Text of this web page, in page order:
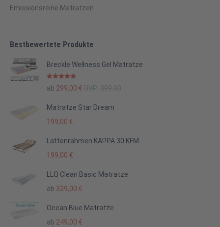
Emissionsreine Matratzen
Bestbewertete Produkte
Breckle Wellness Gel Matratze
Bewertet mit
5.00von 5
ab 299,00 € UVP: 399.00
Matratze Star Dream
199,00 €
Lattenrahmen KAPPA 30 KFM
199,00 €
LLQ Clean Basic Matratze
ab 329,00 €
Ocean Blue Matratze
ab 249,00 €